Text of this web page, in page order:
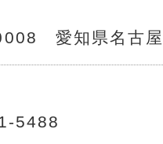
愛知県名古
5488